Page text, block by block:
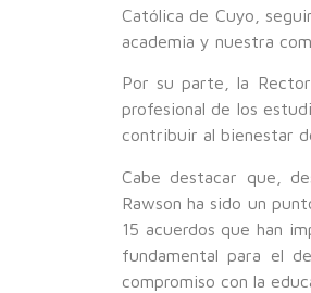
Católica de Cuyo,
academia y nuestra
Por su parte, la
profesional de los
contribuir al bienestar
Cabe destacar que,
Rawson ha sido un
15 acuerdos que han
fundamental para el
compromiso con la